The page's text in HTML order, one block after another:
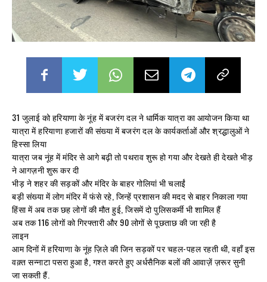
31 जुलाई को हरियाणा के नूंह में बजरंग दल ने धार्मिक यात्रा का आयोजन किया था
यात्रा में हरियाणा हजारों की संख्या में बजरंग दल के कार्यकर्ताओं और श्रद्धालुओं ने
हिस्सा लिया
यात्रा जब नूंह में मंदिर से आगे बढ़ी तो पथराव शुरू हो गया और देखते ही देखते भीड़
ने आगज़नी शुरू कर दी
भीड़ ने शहर की सड़कों और मंदिर के बाहर गोलियां भी चलाईं
बड़ी संख्या में लोग मंदिर में फंसे रहे, जिन्हें प्रशासन की मदद से बाहर निकाला गया
हिंसा में अब तक छह लोगों की मौत हुई, जिसमें दो पुलिसकर्मी भी शामिल हैं
अब तक 116 लोगों को गिरफ्तारी और 90 लोगों से पूछताछ की जा रही है
लाइन
आम दिनों में हरियाणा के नूंह ज़िले की जिन सड़कों पर चहल-पहल रहती थी, वहाँ इस
वक़्त सन्नाटा पसरा हुआ है, गश्त करते हुए अर्धसैनिक बलों की आवाज़ें ज़रूर सुनी
जा सकती हैं.